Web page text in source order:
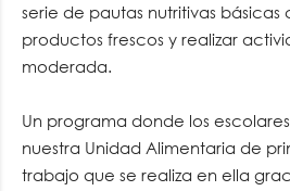
serie de pautas nutritivas básicas
productos frescos y realizar
moderada.
Un programa donde los
nuestra Unidad Alimentaria de
trabajo que se realiza en ella